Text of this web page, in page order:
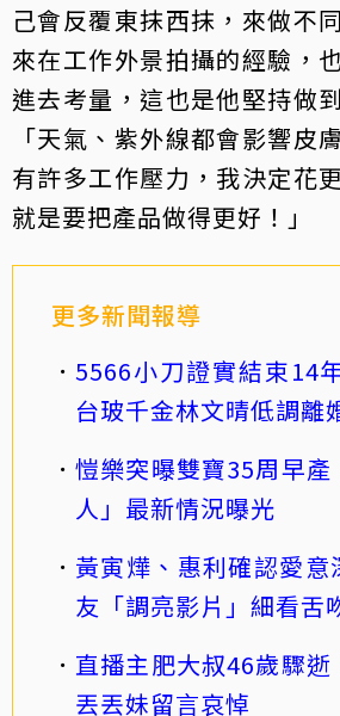
己會反覆東抹西抹，來做不
來在工作外景拍攝的經驗，
進去考量，這也是他堅持做
「天氣、紫外線都會影響皮
有許多工作壓力，我決定花
就是要把產品做得更好！」
更多新聞報導
5566小刀證實結束14
台玻千金林文晴低調離
愷樂突曝雙寶35周早產
人」最新情況曝光
黃寅燁、惠利確認愛意
友「調亮影片」細看舌
直播主肥大叔46歲驟
丟丟妹留言哀悼